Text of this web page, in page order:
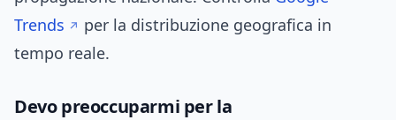
Trends
per la distribuzione geografica in
tempo reale.
Devo preoccuparmi per la